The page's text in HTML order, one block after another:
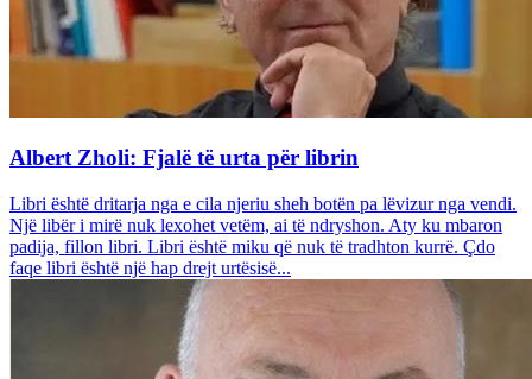
Albert Zholi: Fjalë të urta për librin
Libri është dritarja nga e cila njeriu sheh botën pa lëvizur nga vendi.
Një libër i mirë nuk lexohet vetëm, ai të ndryshon. Aty ku mbaron
padija, fillon libri. Libri është miku që nuk të tradhton kurrë. Çdo
faqe libri është një hap drejt urtësisë...